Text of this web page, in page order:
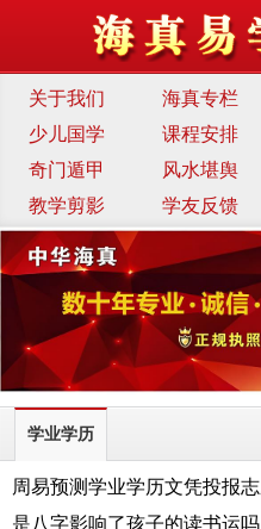
关于我们 海真专栏
少儿国学
课程安排
奇门遁甲
风水堪舆
教学剪影
学友反馈
学业学历
是八字影响了孩子的读书运吗